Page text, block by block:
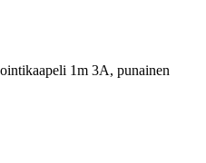
1m 3A, punainen